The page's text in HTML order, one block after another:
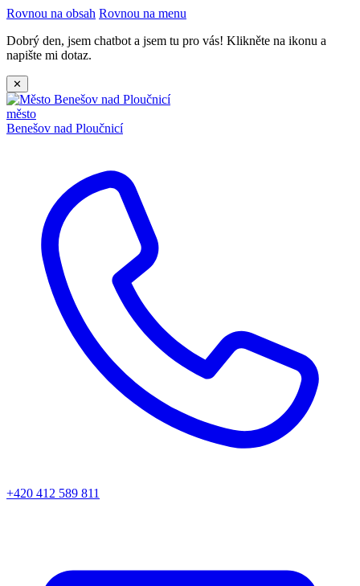
Rovnou na obsah Rovnou na menu
Dobrý den, jsem chatbot a jsem tu pro vás! Klikněte na ikonu a
napište mi dotaz.
✕
město
Benešov nad Ploučnicí
+420 412 589 811